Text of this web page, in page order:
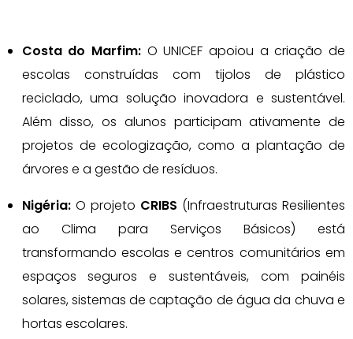
Costa do Marfim:O UNICEF apoiou a criação de
escolas construídas com tijolos de plástico
reciclado, uma solução inovadora e sustentável.
Além disso, os alunos participam ativamente de
projetos de ecologização, como a plantação de
árvores e a gestão de resíduos.
Nigéria:O projeto CRIBS (Infraestruturas Resilientes
ao Clima para Serviços Básicos) está
transformando escolas e centros comunitários em
espaços seguros e sustentáveis, com painéis
solares, sistemas de captação de água da chuva e
hortas escolares.